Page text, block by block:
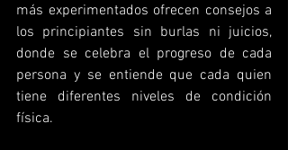
más experimentados ofrecen consejos a
los principiantes sin burlas ni juicios,
donde se celebra el progreso de cada
persona y se entiende que cada quien
tiene diferentes niveles de condición
física.